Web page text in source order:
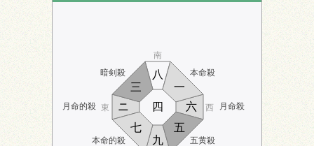
暗剣殺 本命殺
月命的殺 月命殺
本命的殺
五黄殺
南
東 西
九
一
ニ
三
四
五
六
七
八